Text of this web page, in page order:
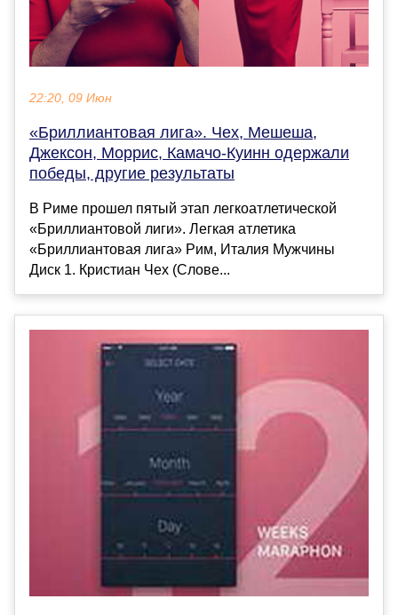
22:20, 09 Июн
«Бриллиантовая лига». Чех, Мешеша,
Джексон, Моррис, Камачо-Куинн одержали
победы, другие результаты
В Риме прошел пятый этап легкоатлетической
«Бриллиантовой лиги». Легкая атлетика
«Бриллиантовая лига» Рим, Италия Мужчины
Диск 1. Кристиан Чех (Слове...